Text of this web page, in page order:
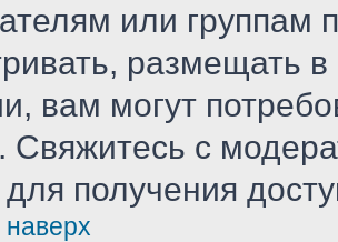
или группам
размещать
вам могут
Свяжитесь с
получения
наверх